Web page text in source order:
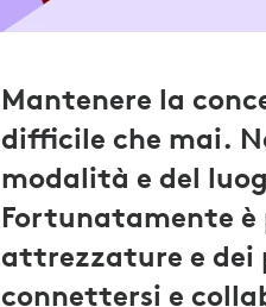
Mantenere la
difficile che mai.
modalità e del
Fortunatamente
attrezzature e dei
connettersi e